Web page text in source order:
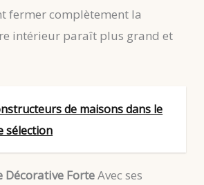
fermer complètement la
intérieur paraît plus grand et
de maisons dans le
sélection
Décorative ForteAvec ses